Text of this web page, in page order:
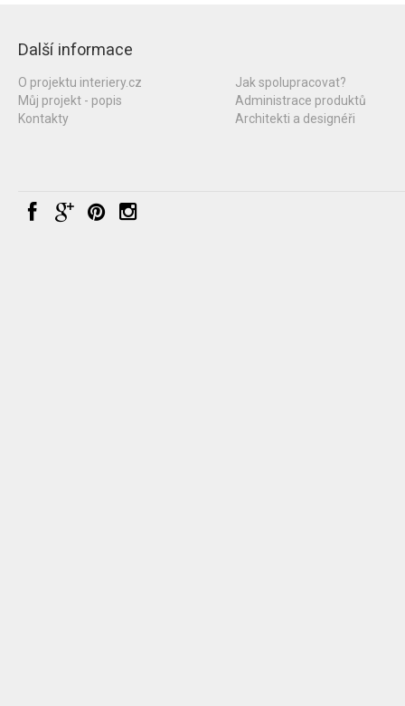
Další informace
O projektu interiery.cz
Můj projekt - popis
Kontakty
Jak spolupracovat?
Administrace produktů
Architekti a designéři